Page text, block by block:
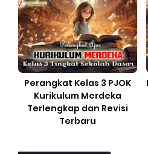
Perangkat Kelas 3 PJOK
Kurikulum Merdeka
Terlengkap dan Revisi
Terbaru